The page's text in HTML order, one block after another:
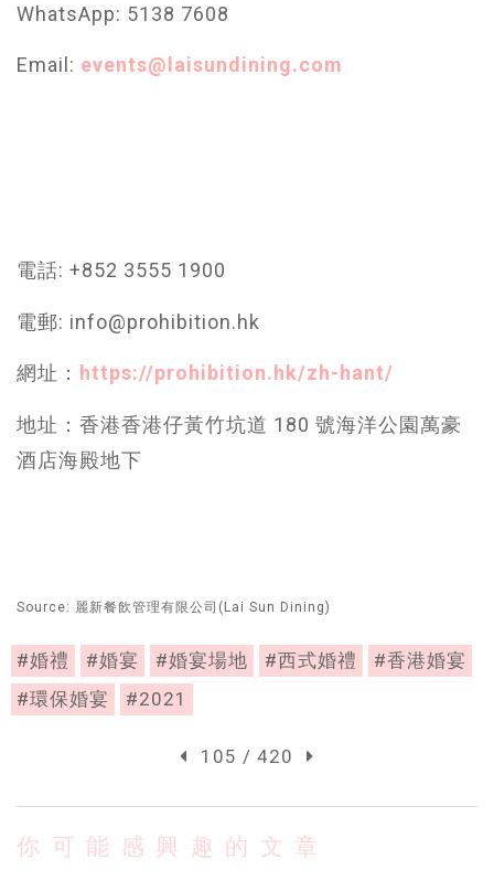
WhatsApp: 5138 7608
Email: events@laisundining.com
電話: +852 3555 1900
電郵: info@prohibition.hk
網址： https://prohibition.hk/zh-hant/
地址：香港香港仔黃竹坑道 180 號海洋公園萬豪
酒店海殿地下
Source: 麗新餐飲管理有限公司(Lai Sun Dining)
#婚禮 #婚宴 #婚宴場地 #西式婚禮
#香港婚宴
#環保婚宴
#2021
105 / 420
你可能感興趣的文章